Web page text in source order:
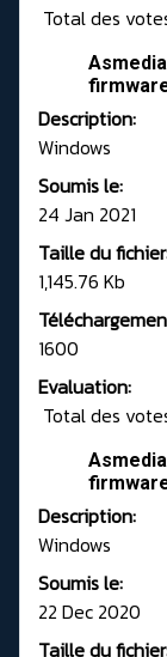
Total des
Description:
Windows
Soumis le:
24 Jan 2021
Taille du
1,145.76 Kb
1600
Evaluation:
Total des
Description:
Windows
Soumis le:
22 Dec 2020
Taille du